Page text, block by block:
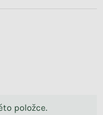
položce.